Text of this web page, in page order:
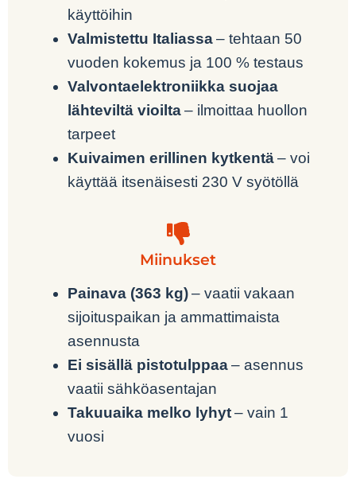
käyttöihin
Valmistettu Italiassa– tehtaan 50
vuoden kokemus ja 100 % testaus
Valvontaelektroniikka suojaa
lähteviltä vioilta– ilmoittaa huollon
tarpeet
Kuivaimen erillinen kytkentä– voi
käyttää itsenäisesti 230 V syötöllä
Miinukset
Painava (363 kg)– vaatii vakaan
sijoituspaikan ja ammattimaista
asennusta
Ei sisällä pistotulppaa– asennus
vaatii sähköasentajan
Takuuaika melko lyhyt– vain 1
vuosi